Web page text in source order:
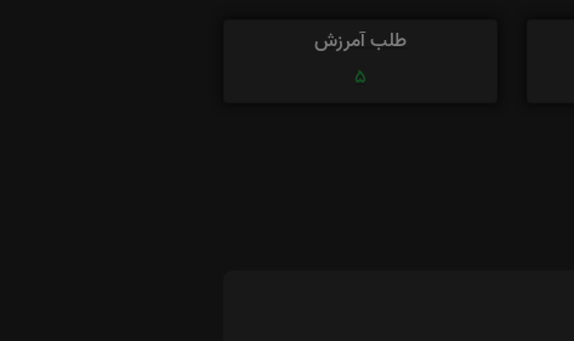
طلب آمرزش
5